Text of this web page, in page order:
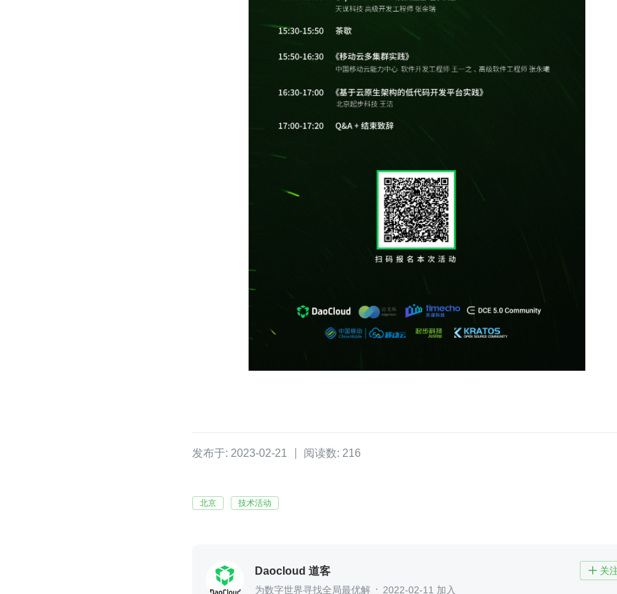
发布于: 2023-02-21 阅读数: 216
北京 技术活动
Daocloud 道客  关
为数字世界寻找全局最优解
2022-02-11 加入